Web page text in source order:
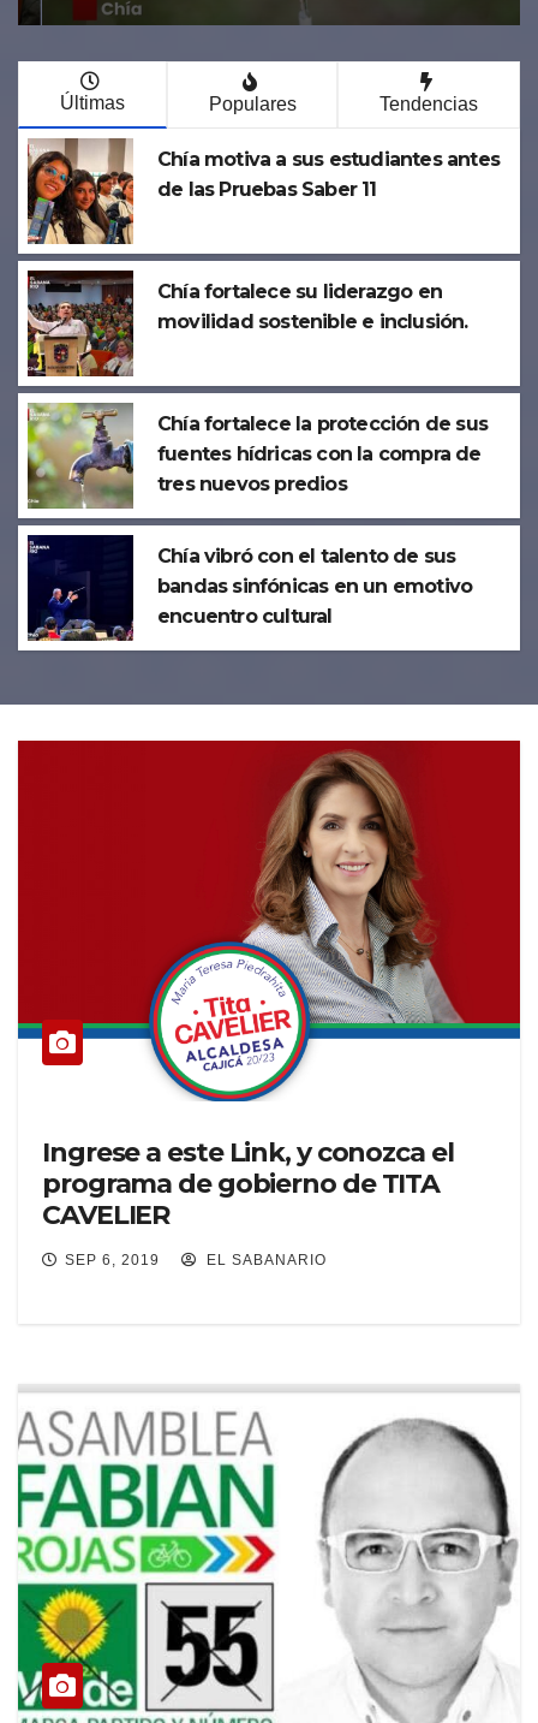
Últimas Populares Tendencias
Chía motiva a sus estudiantes antes
de las Pruebas Saber 11
Chía fortalece su liderazgo en
movilidad sostenible e inclusión.
Chía fortalece la protección de sus
fuentes hídricas con la compra de
tres nuevos predios
Chía vibró con el talento de sus
bandas sinfónicas en un emotivo
encuentro cultural
Ingrese a este Link, y conozca el
programa de gobierno de TITA
CAVELIER
SEP 6, 2019 EL SABANARIO